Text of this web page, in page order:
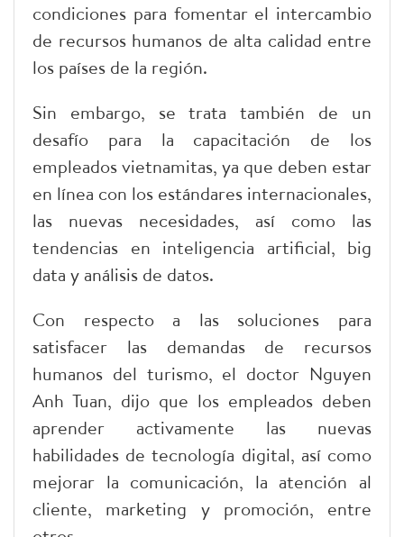
condiciones para fomentar el intercambio
de recursos humanos de alta calidad entre
los países de la región.
Sin embargo, se trata también de un
desafío para la capacitación de los
empleados vietnamitas, ya que deben estar
en línea con los estándares internacionales,
las nuevas necesidades, así como las
tendencias en inteligencia artificial, big
data y análisis de datos.
Con respecto a las soluciones para
satisfacer las demandas de recursos
humanos del turismo, el doctor Nguyen
Anh Tuan, dijo que los empleados deben
aprender activamente las nuevas
habilidades de tecnología digital, así como
mejorar la comunicación, la atención al
cliente, marketing y promoción, entre